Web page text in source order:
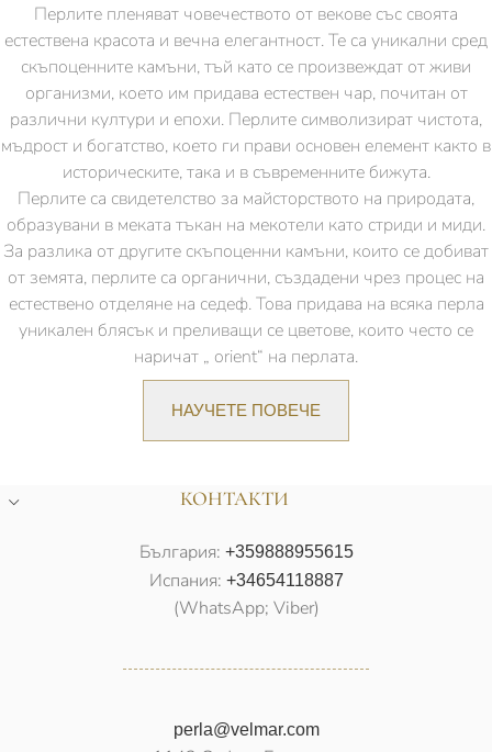
Перлите пленяват човечеството от векове със своята
естествена красота и вечна елегантност. Те са уникални сред
скъпоценните камъни, тъй като се произвеждат от живи
организми, което им придава естествен чар, почитан от
различни култури и епохи. Перлите символизират чистота,
мъдрост и богатство, което ги прави основен елемент както в
историческите, така и в съвременните бижута.
Перлите са свидетелство за майсторството на природата,
образувани в меката тъкан на мекотели като стриди и миди.
За разлика от другите скъпоценни камъни, които се добиват
от земята, перлите са органични, създадени чрез процес на
естествено отделяне на седеф. Това придава на всяка перла
уникален блясък и преливащи се цветове, които често се
наричат „ orient“ на перлата.
НАУЧЕТЕ ПОВЕЧЕ
КОНТАКТИ
България: +359888955615
Испания: +34654118887
(WhatsApp; Viber)
perla@velmar.com